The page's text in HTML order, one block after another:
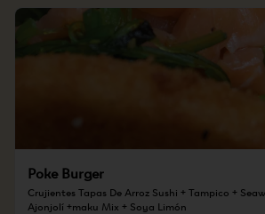
Poke Burger
Crujientes Tapas De Arroz Sushi + Tampico +
Ajonjolí +maku Mix + Soya Limón